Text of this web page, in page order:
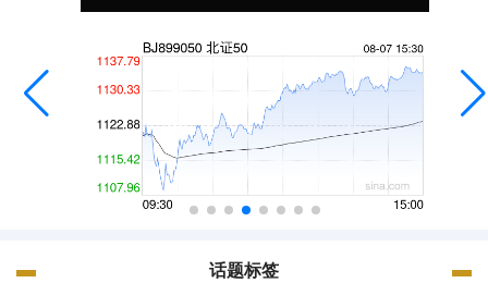
话题标签